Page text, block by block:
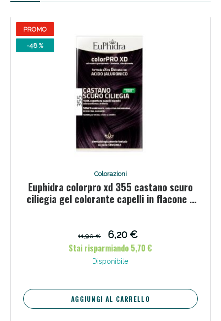
PROMO
-48 %
Colorazioni
Euphidra colorpro xd 355 castano scuro
ciliegia gel colorante capelli in flacone +
11,90 €
6,20 €
Stai risparmiando 5,70 €
Disponibile
AGGIUNGI AL CARRELLO
Scopri le offerte di Oggi